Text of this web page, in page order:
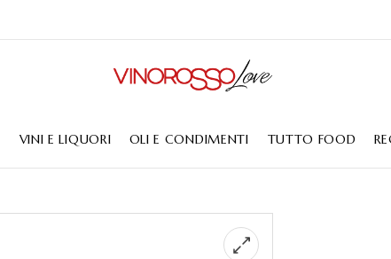
VINI E LIQUORI OLI E CONDIMENTI TUTTO FOOD